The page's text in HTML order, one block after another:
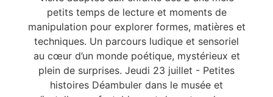
petits temps de lecture et moments de
manipulation pour explorer formes, matières et
techniques. Un parcours ludique et sensoriel
au cœur d’un monde poétique, mystérieux et
plein de surprises. Jeudi 23 juillet - Petites
histoires Déambuler dans le musée et